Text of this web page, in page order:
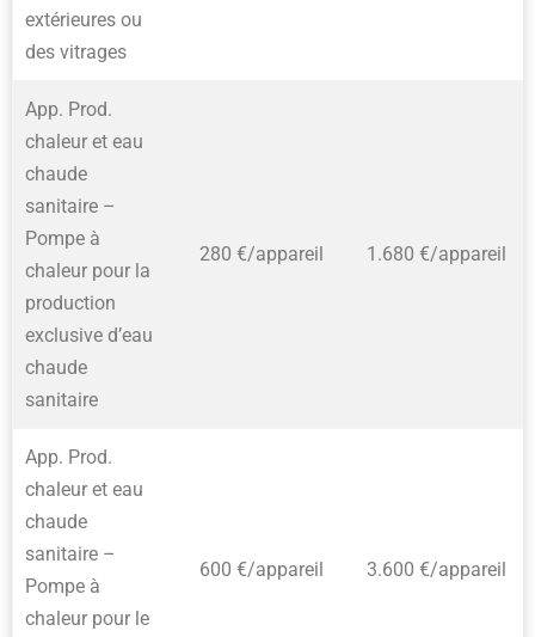
extérieures ou
des vitrages
App. Prod.
chaleur et eau
chaude
sanitaire –
Pompe à
chaleur pour la
production
exclusive d’eau
chaude
sanitaire
280 €/appareil 1.680 €/appareil
App. Prod.
chaleur et eau
chaude
sanitaire –
Pompe à
chaleur pour le
600 €/appareil 3.600 €/appareil